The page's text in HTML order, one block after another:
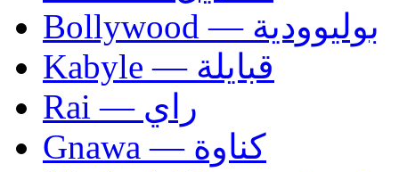
Bollywood — بوليوودية
Kabyle — قبايلة
Rai — راي
Gnawa — كناوة